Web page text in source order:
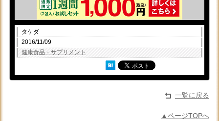
タケダ
2016/11/09
健康食品・サプリメント
一覧に戻る
▲ページTOPへ